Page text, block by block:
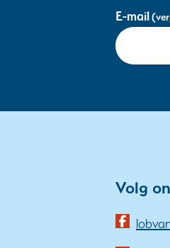
Uw
gegevens
E-mail
Volg